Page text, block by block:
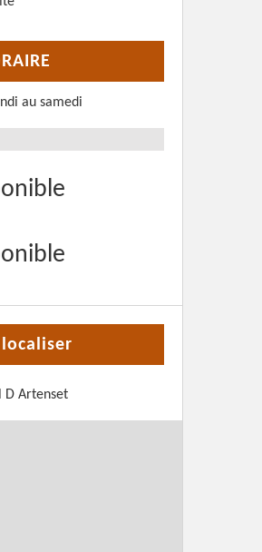
au samedi
D Artenset